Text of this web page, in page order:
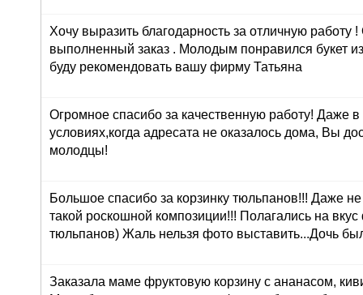
Хочу выразить благодарность за отличную работу
выполненный заказ . Молодым понравился букет
буду рекомендовать вашу фирму Татьяна
Огромное спасибо за качественную работу! Даже в
условиях,когда адресата не оказалось дома, Вы
молодцы!
Большое спасибо за корзинку тюльпанов!!! Даже
такой роскошной композиции!!! Полагались на
тюльпанов) Жаль нельзя фото выставить...Дочь
Заказала маме фруктовую корзину с ананасом,